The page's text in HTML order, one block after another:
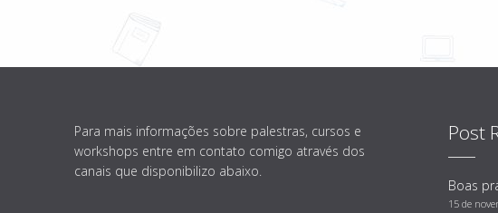
Para mais informações sobre palestras, cursos e
workshops entre em contato comigo através dos
canais que disponibilizo abaixo.
Post
Boas
15 de